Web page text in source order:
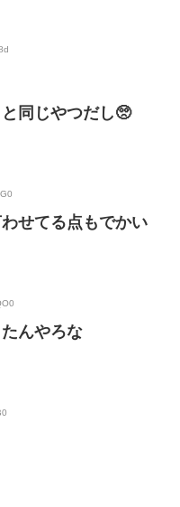
同じやつだし🥺
せてる点もでかい
んやろな